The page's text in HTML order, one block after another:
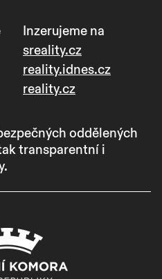
Inzerujeme na
sreality.cz
reality.idnes.cz
reality.cz
oddělených
transparentní i